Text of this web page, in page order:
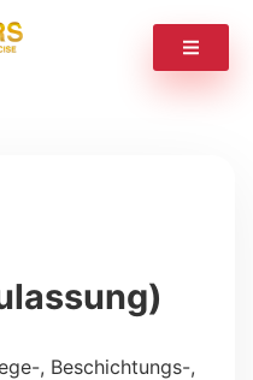
, Beschichtungs-,